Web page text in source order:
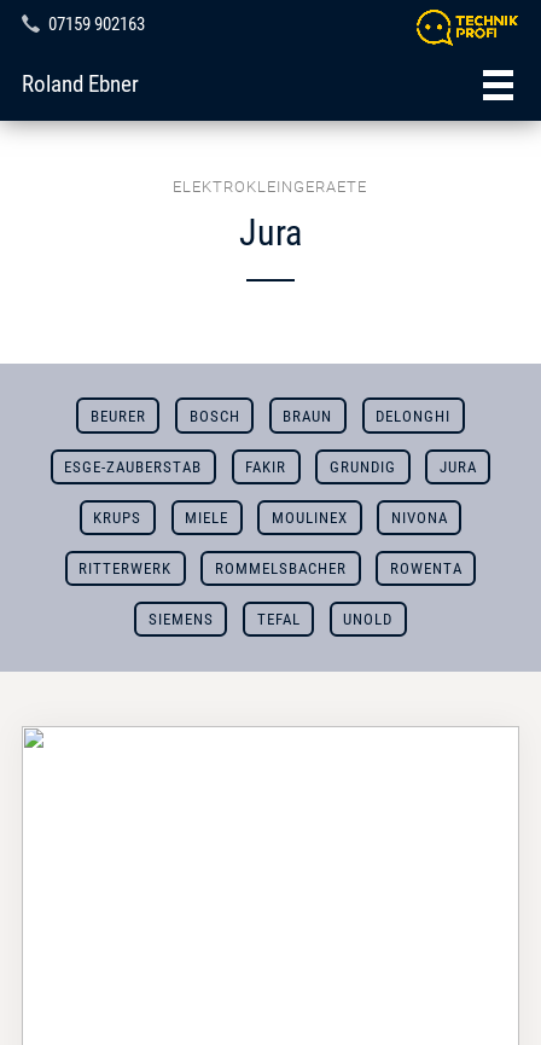
07159 902163
Roland Ebner
ELEKTROKLEINGERAETE
Jura
BEURER BOSCH BRAUN DELONGHI
ESGE-ZAUBERSTAB FAKIR GRUNDIG JURA
KRUPS MIELE MOULINEX NIVONA
RITTERWERK ROMMELSBACHER ROWENTA
SIEMENS TEFAL UNOLD